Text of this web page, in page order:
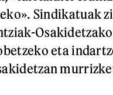
Sindikatuak
eta